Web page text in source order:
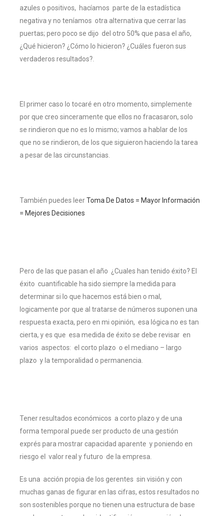
azules o positivos, hacíamos parte de la estadística
negativa y no teníamos otra alternativa que cerrar las
puertas; pero poco se dijo del otro 50% que pasa el año,
¿Qué hicieron? ¿Cómo lo hicieron? ¿Cuáles fueron sus
verdaderos resultados?.
El primer caso lo tocaré en otro momento, simplemente
por que creo sinceramente que ellos no fracasaron, solo
se rindieron que no es lo mismo; vamos a hablar de los
que no se rindieron, de los que siguieron haciendo la tarea
a pesar de las circunstancias.
También puedes leerToma De Datos = Mayor Información
= Mejores Decisiones
Pero de las que pasan el año ¿Cuales han tenido éxito? El
éxito cuantificable ha sido siempre la medida para
determinar si lo que hacemos está bien o mal,
logicamente por que al tratarse de números suponen una
respuesta exacta, pero en mi opinión, esa lógica no es tan
cierta, y es que esa medida de éxito se debe revisar en
varios aspectos: el corto plazo o el mediano – largo
plazo y la temporalidad o permanencia.
Tener resultados económicos a corto plazo y de una
forma temporal puede ser producto de una gestión
exprés para mostrar capacidad aparente y poniendo en
riesgo el valor real y futuro de la empresa.
Es una acción propia de los gerentes sin visión y con
muchas ganas de figurar en las cifras, estos resultados no
son sostenibles porque no tienen una estructura de base